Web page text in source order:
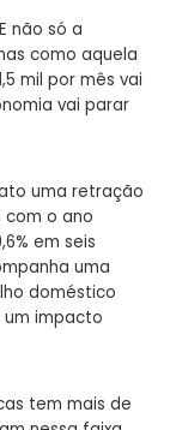
não só a
como aquela
mil por mês vai
vai parar
uma retração
o ano
em seis
uma
doméstico
impacto
tem mais de